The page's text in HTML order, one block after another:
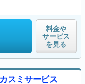
料金や
サービス
を見る
スミサービス